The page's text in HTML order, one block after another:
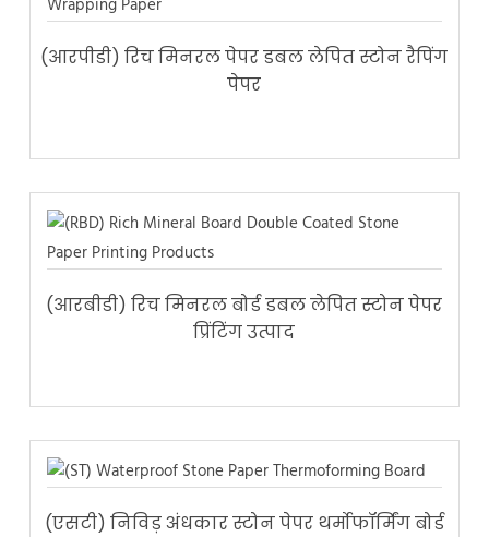
(आरपीडी) रिच मिनरल पेपर डबल लेपित स्टोन रैपिंग
पेपर
(आरबीडी) रिच मिनरल बोर्ड डबल लेपित स्टोन पेपर
प्रिंटिंग उत्पाद
(एसटी) निविड़ अंधकार स्टोन पेपर थर्मोफॉर्मिंग बोर्ड